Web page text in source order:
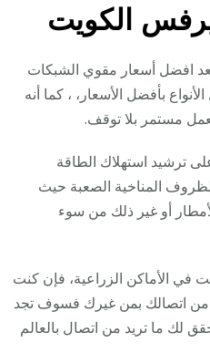
الكويت
افضل أسعار مقوي الشبكات
بأفضل الأسعار، ، كما أنه
مستمر بلا توقف.
ترشيد استهلاك الطاقة
المناخية الصعبة حيث
أو غير ذلك من سوء
الأماكن الزراعية، فإن كنت
اتصالك بمن غيرك فسوف تجد
لك ما تريد من اتصال بالعالم